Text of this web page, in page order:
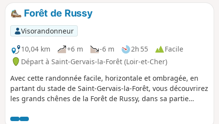
Forêt de Russy
Visorandonneur
10,04 km
+6 m -6 m 2h 55
Facile
Départ à Saint-Gervais-la-Forêt (Loir-et-Cher)
Avec cette randonnée facile, horizontale et ombragée, en
partant du stade de Saint-Gervais-la-Forêt, vous découvrirez
les grands chênes de la Forêt de Russy, dans sa partie